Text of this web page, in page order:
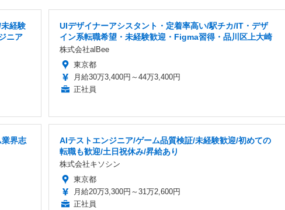
経験
ニア
UIデザイナーアシスタント・定着率高い/駅チカ/IT・デザ
イン系転職希望・未経験歓迎・Figma習得・品川区上大崎
株式会社alBee
東京都
月給30万3,400円～44万3,400円
正社員
界志
AIテストエンジニア/ゲーム品質検証/未経験歓迎/初めての
転職も歓迎/土日祝休み/昇給あり
株式会社キソシン
東京都
月給20万3,300円～31万2,600円
正社員